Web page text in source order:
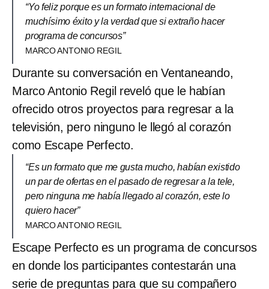
“Yo feliz porque es un formato internacional de
muchísimo éxito y la verdad que si extraño hacer
programa de concursos”
MARCO ANTONIO REGIL
Durante su conversación en Ventaneando,
Marco Antonio Regil reveló que le habían
ofrecido otros proyectos para regresar a la
televisión, pero ninguno le llegó al corazón
como Escape Perfecto.
“Es un formato que me gusta mucho, habían existido
un par de ofertas en el pasado de regresar a la tele,
pero ninguna me había llegado al corazón, este lo
quiero hacer”
MARCO ANTONIO REGIL
Escape Perfecto es un programa de concursos
en donde los participantes contestarán una
serie de preguntas para que su compañero